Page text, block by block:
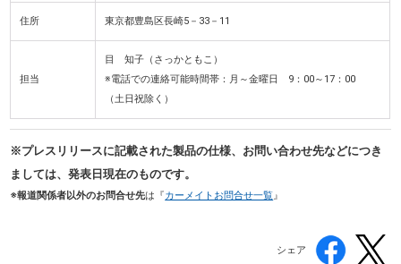
住所 東京都豊島区長崎5－33－11
担当
目 知子（さっかともこ）
※電話での連絡可能時間帯：月～金曜日 9：00～17：00
（土日祝除く）
※プレスリリースに記載された製品の仕様、お問い合わせ先などにつき
ましては、発表日現在のものです。
※報道関係者以外のお問合せ先は『カーメイトお問合せ一覧』
シェア